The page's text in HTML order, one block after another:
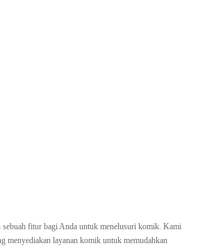
sebuah fitur bagi Anda untuk menelusuri komik. Kami
menyediakan layanan komik untuk memudahkan